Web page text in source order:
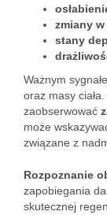
zmiany
stany
Ważnym
oraz masy
zaobserwować
może
związane z
Rozpoznanie
zapobiegania
skutecznej